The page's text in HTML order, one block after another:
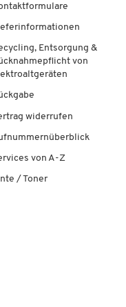
Entsorgung &
von
widerrufen
von A-Z
/ Toner